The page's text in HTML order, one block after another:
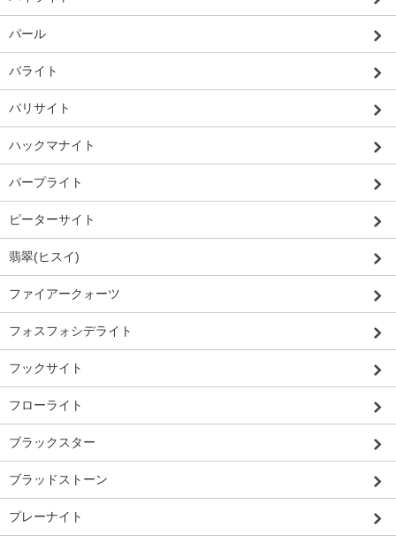
パール
バライト
バリサイト
ハックマナイト
パープライト
ピーターサイト
翡翠(ヒスイ)
ファイアークォーツ
フォスフォシデライト
フックサイト
フローライト
ブラックスター
ブラッドストーン
プレーナイト